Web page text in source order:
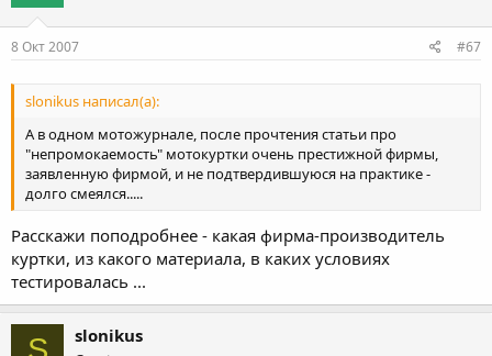
8 Окт 2007 #67
slonikus написал(а):
А в одном мотожурнале, после прочтения статьи про
"непромокаемость" мотокуртки очень престижной фирмы,
заявленную фирмой, и не подтвердившуюся на практике -
долго смеялся.....
Расскажи поподробнее - какая фирма-производитель
куртки, из какого материала, в каких условиях
тестировалась ...
slonikus